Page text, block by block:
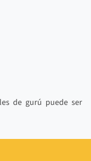
de gurú puede ser